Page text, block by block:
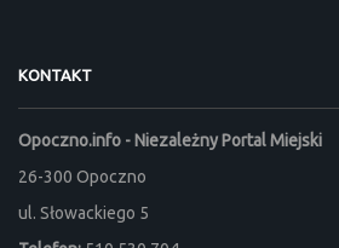
KONTAKT
Opoczno.info - Niezależny Portal Miejski
26-300 Opoczno
ul. Słowackiego 5